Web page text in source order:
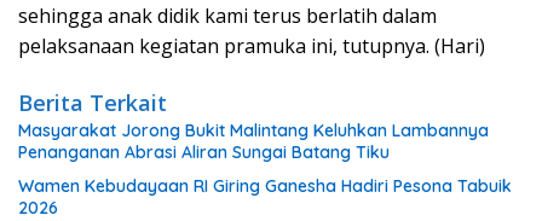
sehingga anak didik kami terus berlatih dalam
pelaksanaan kegiatan pramuka ini, tutupnya. (Hari)
Berita Terkait
Masyarakat Jorong Bukit Malintang Keluhkan Lambannya
Penanganan Abrasi Aliran Sungai Batang Tiku
Wamen Kebudayaan RI Giring Ganesha Hadiri Pesona Tabuik
2026